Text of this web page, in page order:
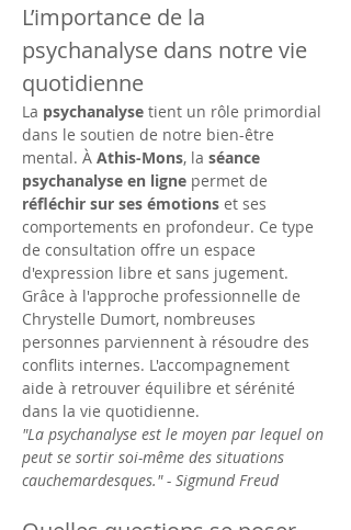
L’importance de la
psychanalyse dans notre vie
quotidienne
La psychanalyse tient un rôle primordial
dans le soutien de notre bien-être
mental. À Athis-Mons, la séance
psychanalyse en ligne permet de
réfléchir sur ses émotions et ses
comportements en profondeur. Ce type
de consultation offre un espace
d'expression libre et sans jugement.
Grâce à l'approche professionnelle de
Chrystelle Dumort, nombreuses
personnes parviennent à résoudre des
conflits internes. L'accompagnement
aide à retrouver équilibre et sérénité
dans la vie quotidienne.
"La psychanalyse est le moyen par lequel on
peut se sortir soi-même des situations
cauchemardesques." - Sigmund Freud